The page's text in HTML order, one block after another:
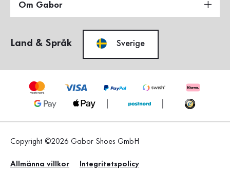
Om Gabor
Land & Språk Sverige
Copyright ©2026 Gabor Shoes GmbH
Allmänna villkor Integritetspolicy